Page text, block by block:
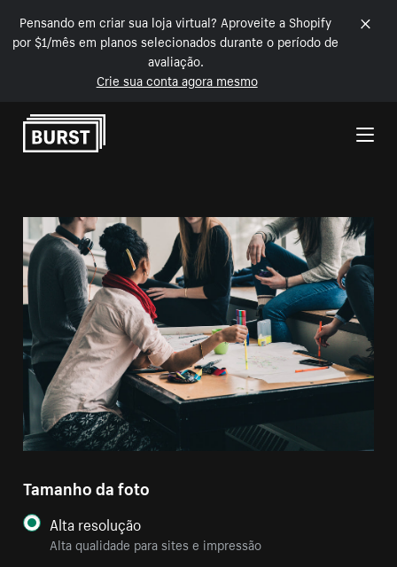
Pensando em criar sua loja virtual? Aproveite a Shopify
por $1/mês em planos selecionados durante o período de
avaliação.
Crie sua conta agora mesmo
Pular para o conteúdo
Tamanho da foto
Alta resolução
Alta qualidade para sites e impressão